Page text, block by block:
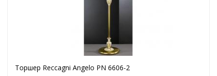
Торшер Reccagni Angelo PN 6606-2